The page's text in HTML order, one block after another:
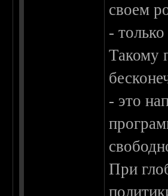
своем
-
Такому
- это
При